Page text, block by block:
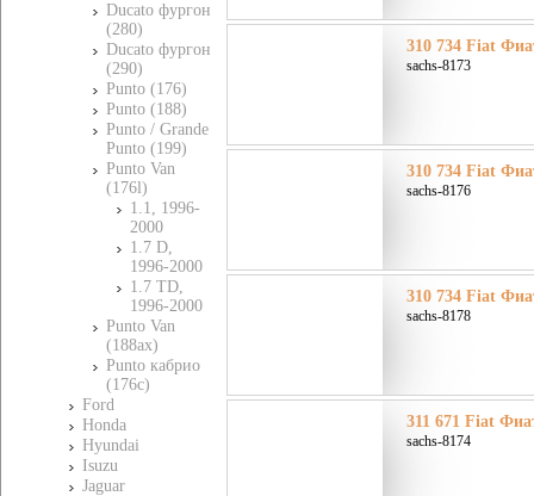
Ducato фургон
(280)
Ducato фургон
(290)
Punto (176)
Punto (188)
Punto / Grande
Punto (199)
Punto Van
(176l)
1.1, 1996-
2000
1.7 D,
1996-2000
1.7 TD,
1996-2000
Punto Van
(188ax)
Punto кабрио
(176c)
Ford
Honda
Hyundai
Isuzu
Jaguar
310 734 Fiat
sachs-8173
310 734 Fiat
sachs-8176
310 734 Fiat
sachs-8178
311 671 Fiat
sachs-8174